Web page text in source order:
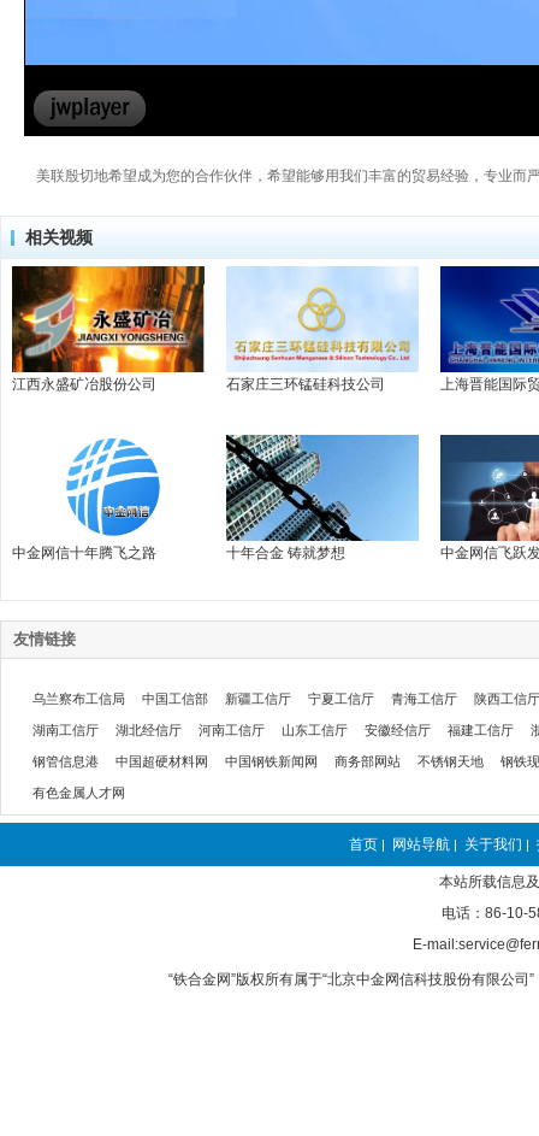
美联殷切地希望成为您的合作伙伴，希望能够用我们丰富的贸易经验，专业
相关视频
江西永盛矿冶股份公司 石家庄三环锰硅科技公司 上海晋能国际
中金网信十年腾飞之路 十年合金 铸就梦想 中金网信飞跃
友情链接
乌兰察布工信局 中国工信部 新疆工信厅 宁夏工信厅 青海工信厅 陕西工信厅
湖南工信厅 湖北经信厅 河南工信厅 山东工信厅 安徽经信厅 福建工信厅
钢管信息港 中国超硬材料网 中国钢铁新闻网 商务部网站 不锈钢天地 钢铁
有色金属人才网
首页 | 网站导航 | 关于我们 |
本站所载信息
电话：86-10-
E-
“铁合金网”版权所有属于“北京中金网信科技股份有限公司